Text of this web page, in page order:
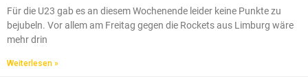
Für die U23 gab es an diesem Wochenende leider keine Punkte zu
bejubeln. Vor allem am Freitag gegen die Rockets aus Limburg wäre
mehr drin
Weiterlesen »